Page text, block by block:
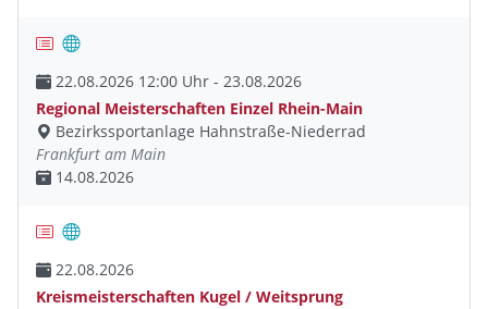
22.08.2026 12:00 Uhr - 23.08.2026
Regional Meisterschaften Einzel Rhein-Main
Bezirkssportanlage Hahnstraße-Niederrad
Frankfurt am Main
14.08.2026
22.08.2026
Kreismeisterschaften Kugel / Weitsprung